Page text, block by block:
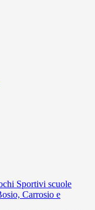
Sportivi scuole
Carrosio e